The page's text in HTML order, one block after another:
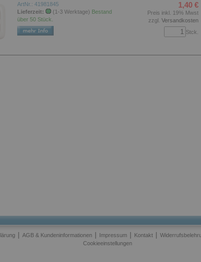
ArtNr.: 41981845
Lieferzeit:
(1-3 Werktage) Bestand
über 50 Stück.
1,40 €
Preis inkl. 19% Mwst
zzgl.Versandkosten
Stck.
| AGB & Kundeninformationen | Impressum | Kontakt |
Cookieeinstellungen